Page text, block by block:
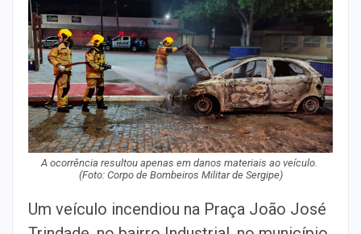
A ocorrência resultou apenas em danos materiais ao veículo.
(Foto: Corpo de Bombeiros Militar de Sergipe)
Um veículo incendiou na Praça João José